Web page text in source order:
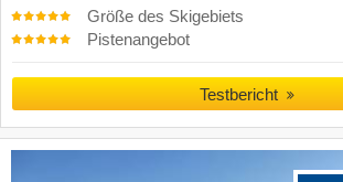
Größe des Skigebiets
Pistenangebot
Testbericht